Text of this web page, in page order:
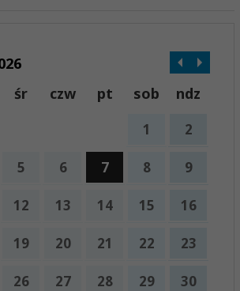
śr czw pt sob ndz
1 2
5 6 7 8 9
12 13 14 15 16
19 20 21 22 23
26 27 28 29 30